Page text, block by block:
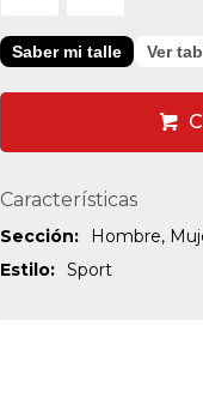
Saber mi talle Ver
Características
Sección
Hombre,
Estilo
Sport